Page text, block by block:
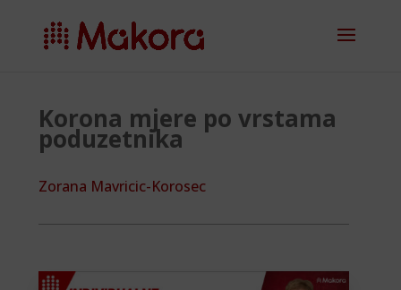
Korona mjere po vrstama
poduzetnika
Zorana Mavricic-Korosec